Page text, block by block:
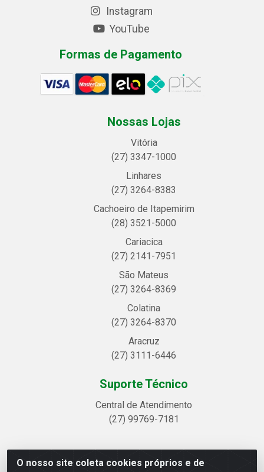
O nosso site coleta cookies próprios e de
Instagram
YouTube
Formas de Pagamento
Nossas Lojas
Vitória
(27) 3347-1000
Linhares
(27) 3264-8383
Cachoeiro de Itapemirim
(28) 3521-5000
Cariacica
(27) 2141-7951
São Mateus
(27) 3264-8369
Colatina
(27) 3264-8370
Aracruz
(27) 3111-6446
Suporte Técnico
Central de Atendimento
(27) 99769-7181